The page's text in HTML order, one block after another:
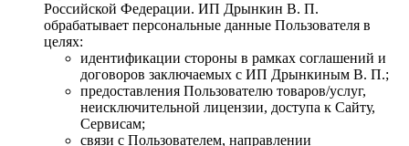
Российской Федерации. ИП Дрынкин В. П.
обрабатывает персональные данные Пользователя в
целях:
идентификации стороны в рамках соглашений и
договоров заключаемых с ИП Дрынкиным В. П.;
предоставления Пользователю товаров/услуг,
неисключительной лицензии, доступа к Сайту,
Сервисам;
связи с Пользователем, направлении